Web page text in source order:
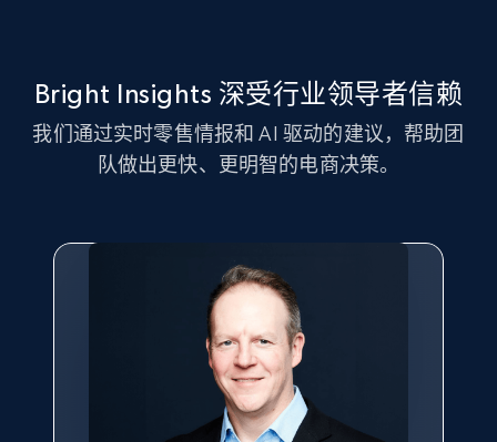
2.5K+ 359+ 立即开始
eBay - Gather data on products using
URL, Product id, Title, Seller name, Seller rating,
Seller reviews, Breadcrumbs, Root category, and
359+
Bright Insights 深受行业领导者信赖
我们通过实时零售情报和 AI 驱动的建议，帮助团
队做出更快、更明智的电商决策。